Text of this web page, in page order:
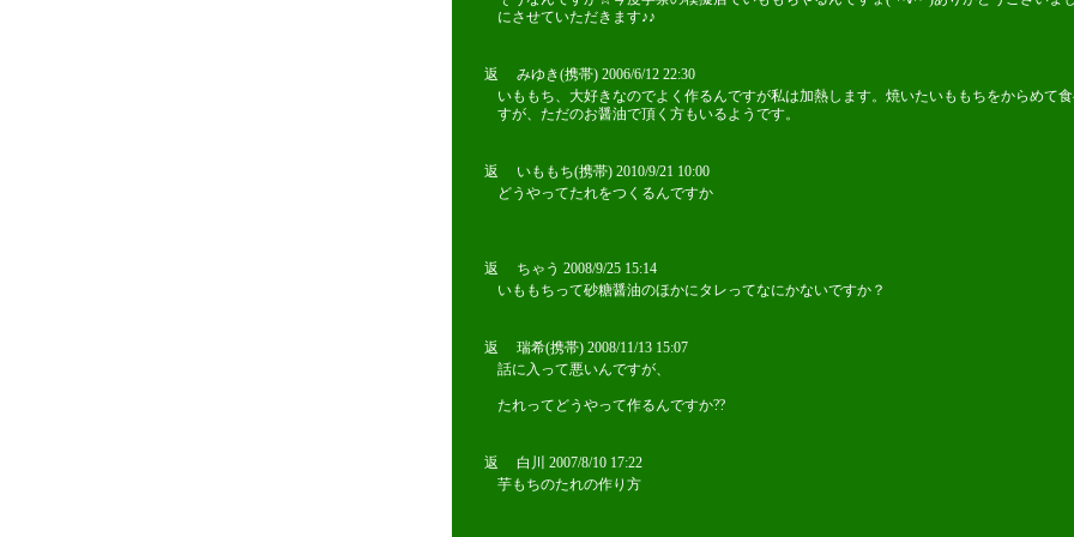
にさせていただきます♪♪
返 みゆき(携帯) 2006/6/12 22:30
いももち、大好きなのでよく作るんですが私は加熱します。焼いたいももちをからめて
すが、ただのお醤油で頂く方もいるようです。
返 いももち(携帯) 2010/9/21 10:00
どうやってたれをつくるんですか
返 ちゃう 2008/9/25 15:14
いももちって砂糖醤油のほかにタレってなにかないですか？
返 瑞希(携帯) 2008/11/13 15:07
話に入って悪いんですが、
たれってどうやって作るんですか??
返 白川 2007/8/10 17:22
芋もちのたれの作り方